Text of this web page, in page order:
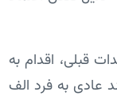
قبلی، اقدام به
عادی به فرد الف